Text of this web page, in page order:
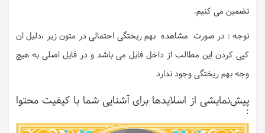
تضمین می کنیم.
توجه : در صورت مشاهده بهم ریختگی احتمالی در متون زیر ،دلیل ان
کپی کردن این مطالب از داخل فایل می باشد و در فایل اصلی به هیچ
وجه بهم ریختگی وجود ندارد
پیش‌نمایشی از اسلایدها برای آشنایی شما با کیفیت محتوا
: